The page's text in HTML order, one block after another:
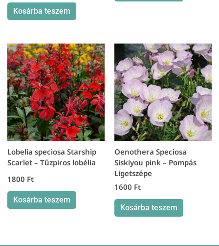
Kosárba teszem
Lobelia speciosa Starship
Scarlet – Tűzpiros lobélia
1800 Ft
Kosárba teszem
Oenothera Speciosa
Siskiyou pink – Pompás
Ligetszépe
1600 Ft
Kosárba teszem